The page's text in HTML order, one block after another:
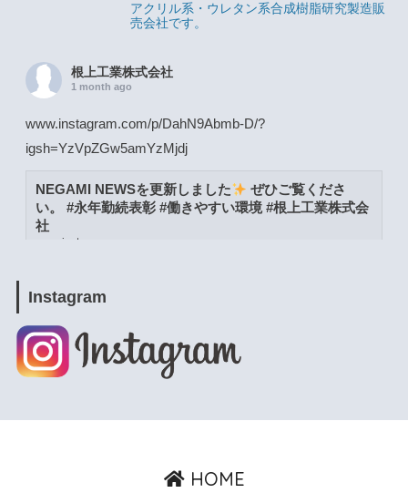
アクリル系・ウレタン系合成樹脂研究製造販
売会社です。
根上工業株式会社
1 month ago
www.instagram.com/p/DahN9Abmb-D/?
igsh=YzVpZGw5amYzMjdj
NEGAMI NEWSを更新しました
ぜひご覧くださ
い。 #永年勤続表彰 #働きやすい環境 #根上工業株式会
社
www.instagram.com
根上工業株式会社
1 month ago
い。 #能美市 #よりよい環境づくりの日 #根上工業株式
Instagram
HOME